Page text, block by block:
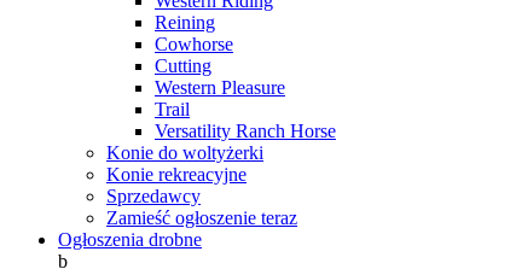
Reining
Cowhorse
Cutting
Western Pleasure
Trail
Versatility Ranch Horse
Konie do woltyżerki
Konie rekreacyjne
Sprzedawcy
Zamieść ogłoszenie teraz
Ogłoszenia drobne
b